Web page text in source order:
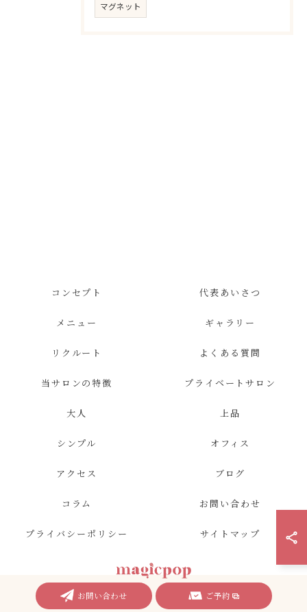
マグネット
お問い合わせ ご予約
コンセプト 代表あいさつ
メニュー ギャラリー
リクルート よくある質問
当サロンの特徴 プライベートサロン
大人 上品
シンプル オフィス
アクセス ブログ
コラム お問い合わせ
プライバシーポリシー サイトマップ